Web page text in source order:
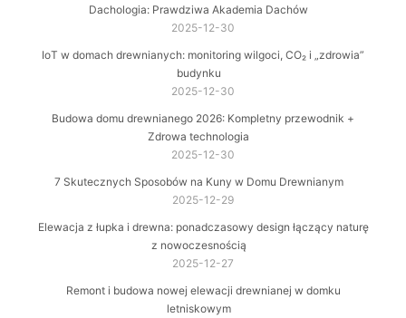
Dachologia: Prawdziwa Akademia Dachów
2025-12-30
IoT w domach drewnianych: monitoring wilgoci, CO₂ i „zdrowia”
budynku
2025-12-30
Budowa domu drewnianego 2026: Kompletny przewodnik +
Zdrowa technologia
2025-12-30
7 Skutecznych Sposobów na Kuny w Domu Drewnianym
2025-12-29
Elewacja z łupka i drewna: ponadczasowy design łączący naturę
z nowoczesnością
2025-12-27
Remont i budowa nowej elewacji drewnianej w domku
letniskowym